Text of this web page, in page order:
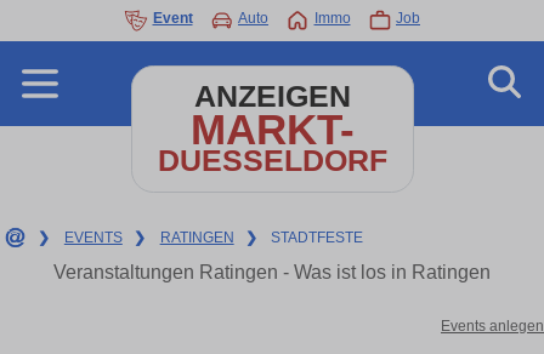
Event Auto Immo Job
ANZEIGEN
MARKT-
DUESSELDORF
❯ EVENTS ❯ RATINGEN ❯ STADTFESTE
Veranstaltungen Ratingen - Was ist los in Ratingen
Events anlegen